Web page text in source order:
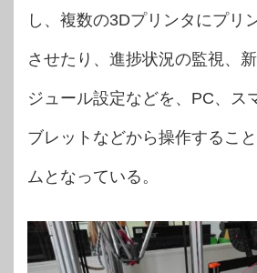
し、複数の3Dプリンタにプリ
させたり、進捗状況の監視、
ジュール設定などを、PC、ス
ブレットなどから操作するこ
ムとなっている。